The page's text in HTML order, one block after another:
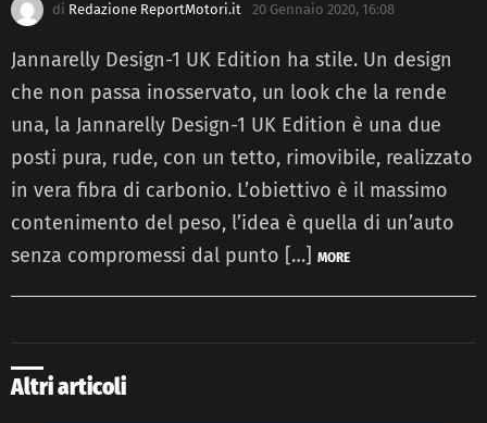
di Redazione ReportMotori.it 20 Gennaio 2020, 16:08
Jannarelly Design-1 UK Edition ha stile. Un design
che non passa inosservato, un look che la rende
una, la Jannarelly Design-1 UK Edition è una due
posti pura, rude, con un tetto, rimovibile, realizzato
in vera fibra di carbonio. L’obiettivo è il massimo
contenimento del peso, l’idea è quella di un’auto
senza compromessi dal punto […] MORE
Altri articoli